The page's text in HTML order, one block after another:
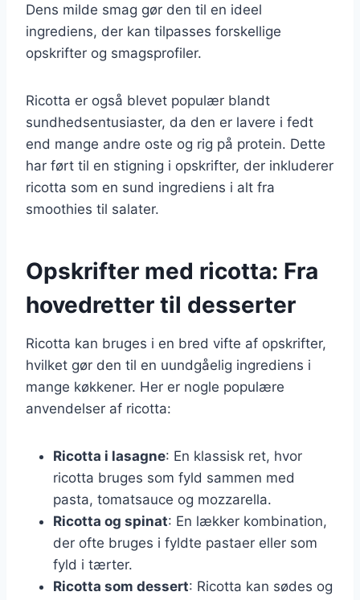
Dens milde smag gør den til en ideel
ingrediens, der kan tilpasses forskellige
opskrifter og smagsprofiler.
Ricotta er også blevet populær blandt
sundhedsentusiaster, da den er lavere i fedt
end mange andre oste og rig på protein. Dette
har ført til en stigning i opskrifter, der inkluderer
ricotta som en sund ingrediens i alt fra
smoothies til salater.
Opskrifter med ricotta: Fra
hovedretter til desserter
Ricotta kan bruges i en bred vifte af opskrifter,
hvilket gør den til en uundgåelig ingrediens i
mange køkkener. Her er nogle populære
anvendelser af ricotta:
Ricotta i lasagne: En klassisk ret, hvor
ricotta bruges som fyld sammen med
pasta, tomatsauce og mozzarella.
Ricotta og spinat: En lækker kombination,
der ofte bruges i fyldte pastaer eller som
fyld i tærter.
Ricotta som dessert: Ricotta kan sødes og